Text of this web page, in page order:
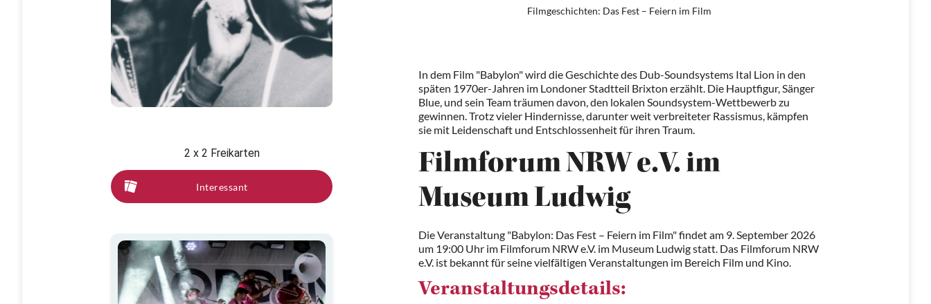
2 x 2 Freikarten
Interessant
Filmgeschichten: Das Fest – Feiern im Film
In dem Film "Babylon" wird die Geschichte des Dub-Soundsystems Ital Lion in den
späten 1970er-Jahren im Londoner Stadtteil Brixton erzählt. Die Hauptfigur, Sänger
Blue, und sein Team träumen davon, den lokalen Soundsystem-Wettbewerb zu
gewinnen. Trotz vieler Hindernisse, darunter weit verbreiteter Rassismus, kämpfen
sie mit Leidenschaft und Entschlossenheit für ihren Traum.
Filmforum NRW e.V. im
Museum Ludwig
Die Veranstaltung "Babylon: Das Fest – Feiern im Film" findet am 9. September 2026
um 19:00 Uhr im Filmforum NRW e.V. im Museum Ludwig statt. Das Filmforum NRW
e.V. ist bekannt für seine vielfältigen Veranstaltungen im Bereich Film und Kino.
Veranstaltungsdetails: